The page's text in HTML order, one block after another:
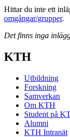
Hittar du inte ett
omgångar/grupper.
Det finns inga
KTH
Utbildning
Forskning
Samverkan
Om KTH
Student på
Alumni
KTH Intranät